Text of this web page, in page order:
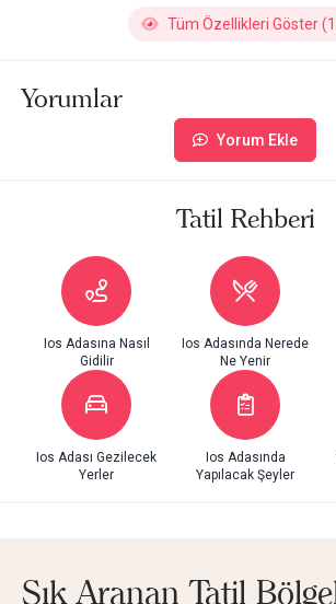
Tüm Özellikleri Göster
Yorumlar
Yorum Ekle
Tatil Rehberi
Ios Adasına Nasıl
Gidilir
Ios Adasında Nerede
Ne Yenir
Ios Adası Gezilecek
Yerler
Ios Adasında
Yapılacak Şeyler
Sık Aranan Tatil